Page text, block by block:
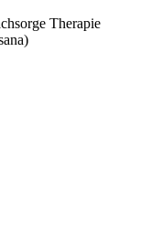
Therapie